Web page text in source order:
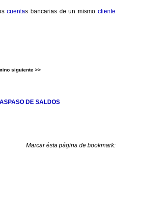
cuentas bancarias de un mismocliente
siguiente >>
DE SALDOS
Marcar ésta página de bookmark: